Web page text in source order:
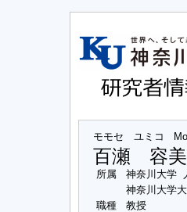
モモセ ユミコ
百瀬 容
所属
神奈川大学
神奈川大学
職種
教授